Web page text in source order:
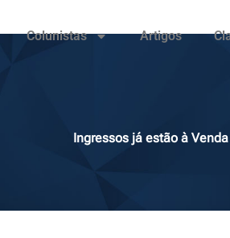
Colunistas Artigos
Ingressos já estão à